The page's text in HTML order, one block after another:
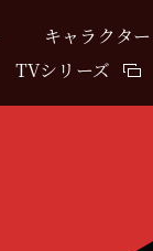
キャラクタ
TVシリーズ